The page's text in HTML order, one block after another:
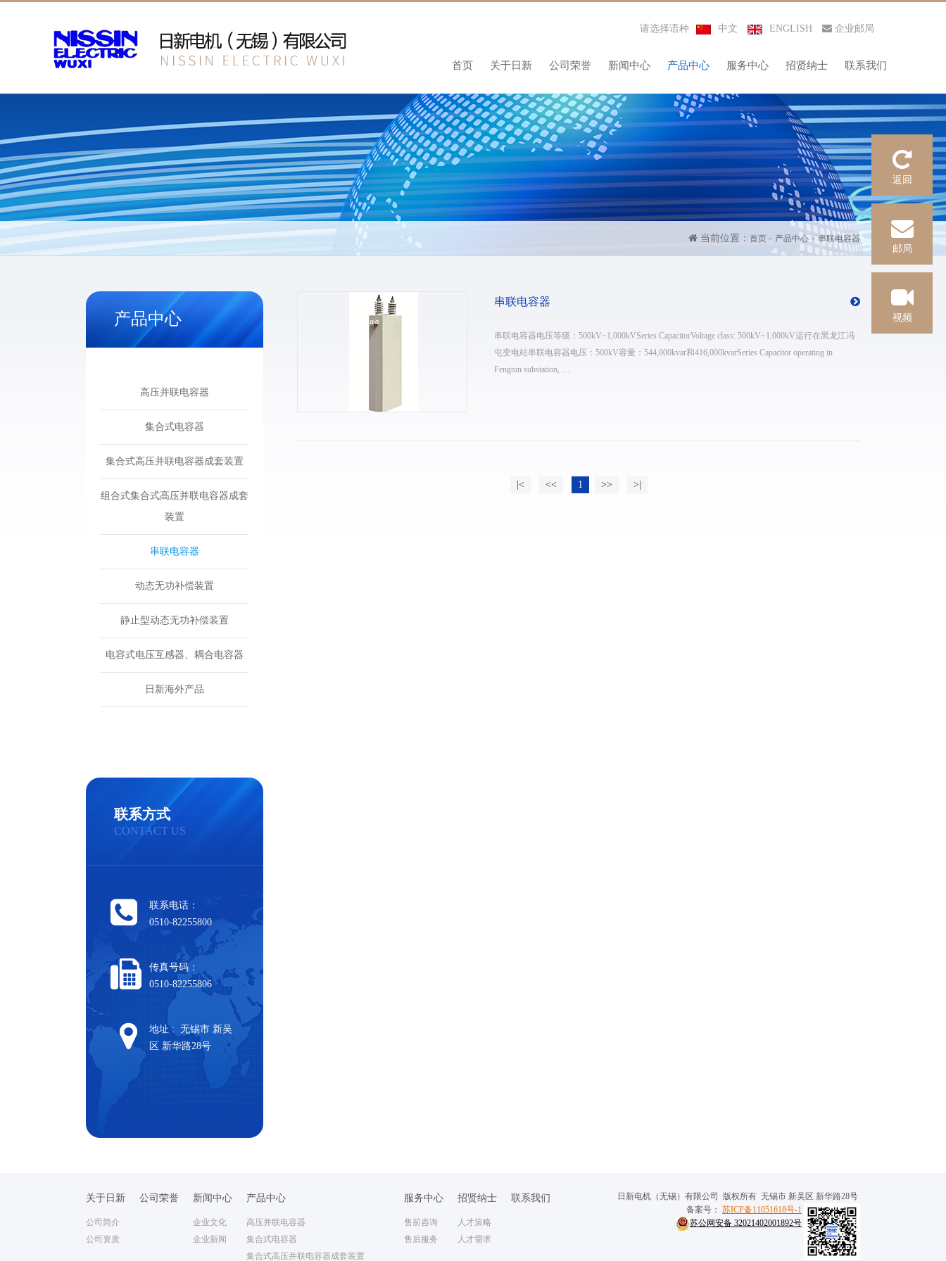
首页 关于日新 公司荣誉 新闻中心 产品中心 服务中心 招贤纳士 联系我们
请选择语种 中文 ENGLISH 企业邮局
当前位置： 首页 - 产品中心-串联电容器
产品中心
高压并联电容器
集合式电容器
集合式高压并联电容器成套装置
组合式集合式高压并联电容器成套
装置
串联电容器
动态无功补偿装置
静止型动态无功补偿装置
电容式电压互感器、耦合电容器
日新海外产品
联系方式
CONTACT US
联系电话：
0510-82255800
传真号码：
0510-82255806
地址 : 无锡市 新吴
区 新华路28号
串联电容器
串联电容器电压等级：500kV~1,000kVSeries CapacitorVoltage class: 500kV~1,000kV运行在黑龙江冯
屯变电站串联电容器电压：500kV容量：544,000kvar和416,000kvarSeries Capacitor operating in
Fengtun substation, …
|< << 1 >> >|
关于日新
公司简介
公司资质
公司荣誉 新闻中心
企业文化
企业新闻
产品中心
高压并联电容器
集合式电容器
集合式高压并联电容器成套装置
服务中心
售前咨询
售后服务
招贤纳士
人才策略
人才需求
联系我们
日新电机（无锡）有限公司 版权所有 无锡市 新吴区 新华路28号
备案号： 苏ICP备11051618号-1
苏公网安备 32021402001892号
返回
邮局
视频